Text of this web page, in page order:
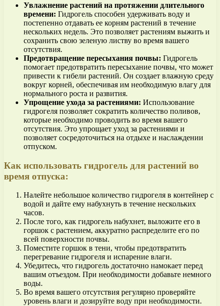
Увлажнение растений на протяжении длительного
времени: Гидрогель способен удерживать воду и
постепенно отдавать ее корням растений в течение
нескольких недель. Это позволяет растениям выжить и
сохранить свою зеленую листву во время вашего
отсутствия.
Предотвращение пересыхания почвы: Гидрогель
помогает предотвратить пересыхание почвы, что может
привести к гибели растений. Он создает влажную среду
вокруг корней, обеспечивая им необходимую влагу для
нормального роста и развития.
Упрощение ухода за растениями: Использование
гидрогеля позволяет сократить количество поливов,
которые необходимо проводить во время вашего
отсутствия. Это упрощает уход за растениями и
позволяет сосредоточиться на отдыхе и наслаждении
отпуском.
Как использовать гидрогель для растений во
время отпуска:
Налейте небольшое количество гидрогеля в контейнер с
водой и дайте ему набухнуть в течение нескольких
часов.
После того, как гидрогель набухнет, выложите его в
горшок с растением, аккуратно распределите его по
всей поверхности почвы.
Поместите горшок в тени, чтобы предотвратить
перегревание гидрогеля и испарение влаги.
Убедитесь, что гидрогель достаточно намокает перед
вашим отъездом. При необходимости добавьте немного
воды.
Во время вашего отсутствия регулярно проверяйте
уровень влаги и дозируйте воду при необходимости.